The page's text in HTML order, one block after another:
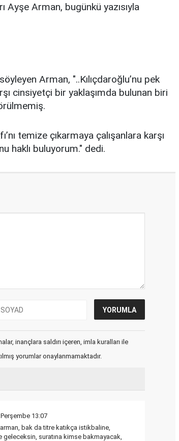
Ayşe Arman, bugünkü yazısıyla
Arman, "..Kılıçdaroğlu’nu pek
cinsiyetçi bir yaklaşımda bulunan biri
temize çıkarmaya çalışanlara karşı
haklı buluyorum." dedi.
inançlara saldırı içeren, imla kuralları ile
yorumlar onaylanmamaktadır.
13:07
bak da titre katıkça istikbaline,
geleceksin, suratına kimse bakmayacak,